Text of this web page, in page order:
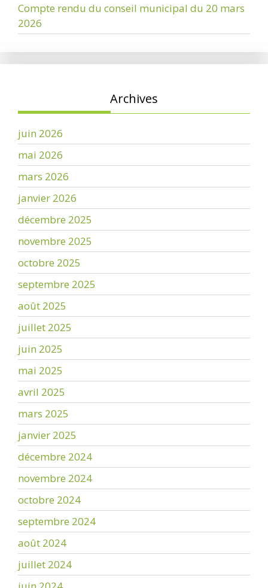
Compte rendu du conseil municipal du 20 mars
2026
Archives
juin 2026
mai 2026
mars 2026
janvier 2026
décembre 2025
novembre 2025
octobre 2025
septembre 2025
août 2025
juillet 2025
juin 2025
mai 2025
avril 2025
mars 2025
janvier 2025
décembre 2024
novembre 2024
octobre 2024
septembre 2024
août 2024
juillet 2024